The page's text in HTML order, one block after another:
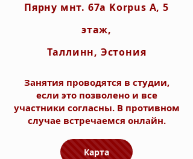
Пярну мнт. 67a Korpus A, 5
этаж,
Таллинн, Эстония
Занятия проводятся в студии,
если это позволено и все
участники согласны. В противном
случае встречаемся онлайн.
Карта